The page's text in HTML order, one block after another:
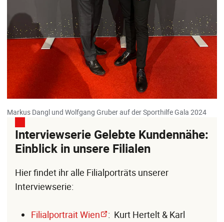
Markus Dangl und Wolfgang Gruber auf der Sporthilfe Gala 2024
Interviewserie Gelebte Kundennähe:
Einblick in unsere Filialen
Hier findet ihr alle Filialporträts unserer
Interviewserie:
Filialportrait Wien
: Kurt Hertelt & Karl